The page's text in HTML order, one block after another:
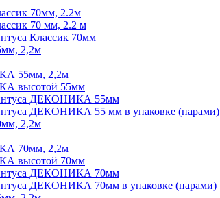
70мм, 2.2м
70 мм, 2.2 м
Классик 70мм
2,2м
55мм, 2,2м
высотой 55мм
ДЕКОНИКА 55мм
ДЕКОНИКА 55 мм в упаковке (парами)
2,2м
70мм, 2,2м
высотой 70мм
ДЕКОНИКА 70мм
ДЕКОНИКА 70мм в упаковке (парами)